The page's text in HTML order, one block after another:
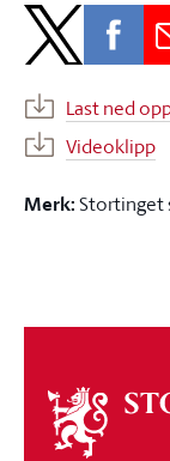
Last ned
Videoklipp
Merk:Stortinget
Om
stortinget